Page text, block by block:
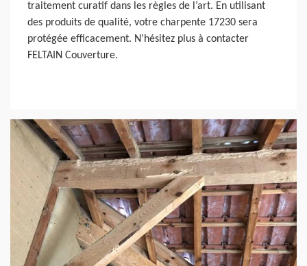
traitement curatif dans les règles de l’art. En utilisant
des produits de qualité, votre charpente 17230 sera
protégée efficacement. N’hésitez plus à contacter
FELTAIN Couverture.